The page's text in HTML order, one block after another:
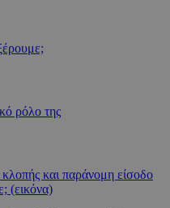
ρόλο της
κλοπής και παράνομη είσοδο
(εικόνα)